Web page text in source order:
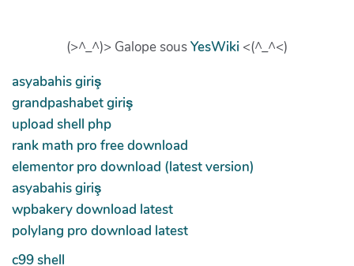
(>^_^)> Galope sousYesWiki <(^_^<)
asyabahis giriş
grandpashabet giriş
upload shell php
rank math pro free download
elementor pro download (latest version)
asyabahis giriş
wpbakery download latest
polylang pro download latest
c99 shell